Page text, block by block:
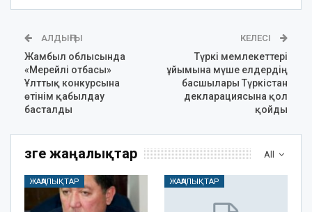
АЛДЫҢҒЫ
Жамбыл облысында
«Мерейлі отбасы»
Ұлттық конкурсына
өтінім қабылдау
басталды
КЕЛЕСІ
Түркі мемлекеттері
ұйымына мүше елдердің
басшылары Түркістан
декларациясына қол
қойды
All
Өзге жаңалықтар
ЖАҢАЛЫҚТАР ЖАҢАЛЫҚТАР